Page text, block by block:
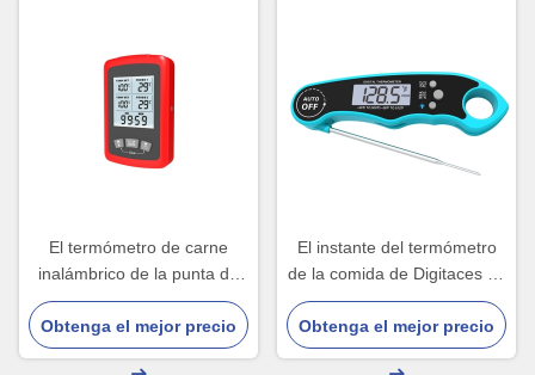
El termómetro de carne
inalámbrico de la punta de
prueba dual doble con 2
puntas de prueba hace
excursionismo el cuadrado
Obtenga el mejor precio
El instante del termómetro
de la comida de Digitaces de
la punta de prueba de la
cocina leyó el CE de la carne
de la BARBACOA aprobado
Obtenga el mejor precio